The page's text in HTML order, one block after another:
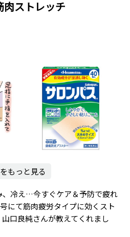
肉ストレッチ
もっと見る
、冷え…今すぐケア＆予防で疲れ
にて筋肉疲労タイプに効くスト
口良純さんが教えてくれまし